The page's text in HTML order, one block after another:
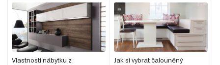
Vlastnosti nábytku z
Jak si vybrat čalouněný